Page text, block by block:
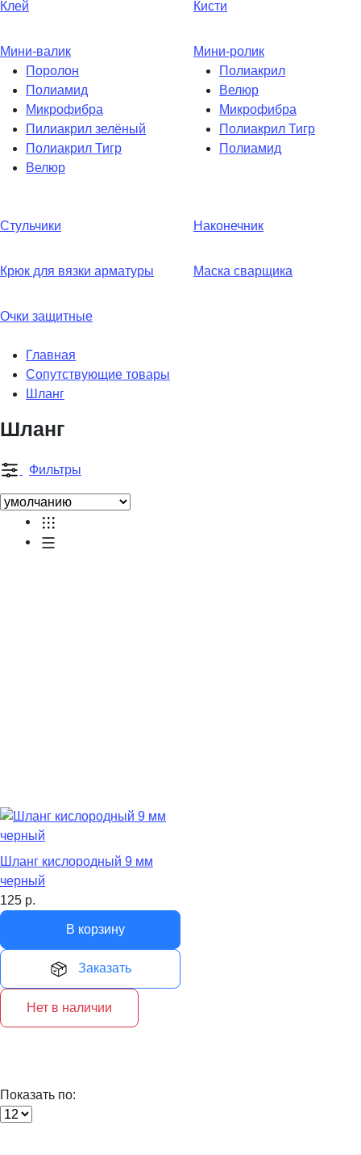
Клей Кисти
Мини-валик
Поролон
Полиамид
Микрофибра
Пилиакрил зелёный
Полиакрил Тигр
Велюр
Мини-ролик
Полиакрил
Велюр
Микрофибра
Полиакрил Тигр
Полиамид
Стульчики Наконечник
Крюк для вязки арматуры Маска сварщика
Очки защитные
Главная
Сопутствующие товары
Шланг
Шланг
Фильтры
Шланг кислородный 9 мм
черный
125 р.
В корзину
Заказать
Нет в наличии
Показать по: